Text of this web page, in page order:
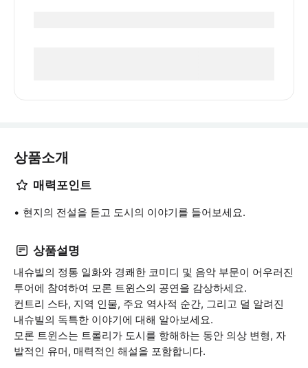
상품소개
매력포인트
현지의 전설을 듣고 도시의 이야기를 들어보세요.
상품설명
내슈빌의 정통 일화와 경쾌한 코미디 및 음악 부문이 어우러진
투어에 참여하여 모론 트윈스의 공연을 감상하세요.
컨트리 스타, 지역 인물, 주요 역사적 순간, 그리고 덜 알려진
내슈빌의 독특한 이야기에 대해 알아보세요.
모론 트윈스는 트롤리가 도시를 항해하는 동안 의상 변형, 자
발적인 유머, 매력적인 해설을 포함합니다.